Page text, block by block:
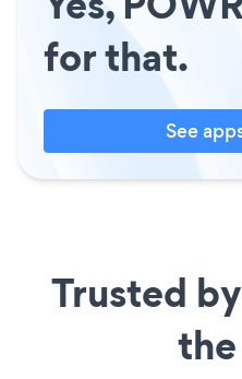
for that.
See
Trusted